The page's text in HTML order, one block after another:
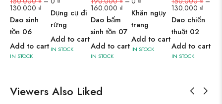
130.000 ₫
Dao sinh
tồn 06
Add to cart
IN STOCK
Dụng cụ đi
rừng
Add to cart
IN STOCK
160.000 ₫
Dao bấm
sinh tồn 07
Add to cart
IN STOCK
Khăn ngụy
trang
Add to cart
IN STOCK
130.000 ₫
Dao chiến
thuật 02
Add to cart
IN STOCK
Viewers Also Liked